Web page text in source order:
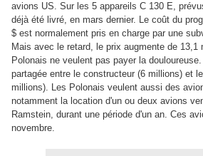
avions US. Sur les 5 appareils C 130 E,
déjà été livré, en mars dernier. Le coût du
$ est normalement pris en charge par une
Mais avec le retard, le prix augmente de 13,1
Polonais ne veulent pas payer la
partagée entre le constructeur (6 millions) et
millions). Les Polonais veulent aussi des
notamment la location d'un ou deux avions
Ramstein, durant une période d'un an. Ces
novembre.